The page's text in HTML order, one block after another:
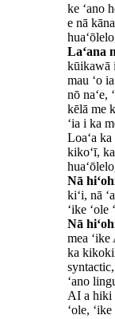
ke ʻano
e nā
Laʻana
kūikawā
mau ʻo
nō naʻe,
kēlā me
ʻia i ka
Loaʻa
kikoʻī,
Nā
kiʻi, nā
ʻike ʻole
Nā
mea ʻike
ka
ʻano
AI a hiki
ʻole,